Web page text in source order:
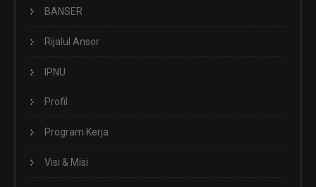
BANSER
Rijalul Ansor
IPNU
Profil
Program Kerja
Visi & Misi